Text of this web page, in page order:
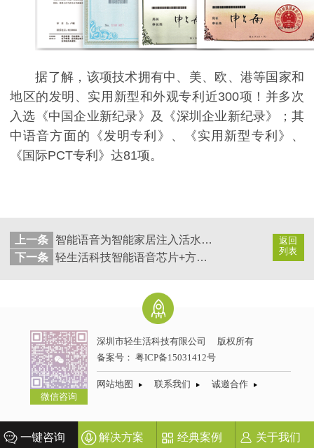
据了解，该项技术拥有中、美、欧、港等国家和
地区的发明、实用新型和外观专利近300项！并多次
入选《中国企业新纪录》及《深圳企业新纪录》；其
中语音方面的《发明专利》、《实用新型专利》、
《国际PCT专利》达81项。
返回
列表
上一条
智能语音为智能家居注入活水！_轻生活科技
下一条
轻生活科技智能语音芯片+方案让您的家秒变智能
微信咨询
深圳市轻生活科技有限公司
版权所有
备案号：粤ICP备15031412号
网站地图 联系我们 诚邀合作
一键咨询 解决方案 经典案例 关于我们